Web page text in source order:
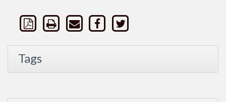
Tags